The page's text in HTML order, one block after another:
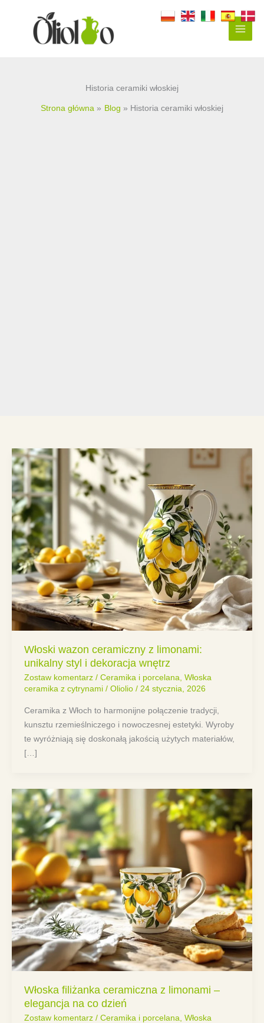
Historia ceramiki włoskiej
Strona główna Blog Historia ceramiki włoskiej
Włoski wazon ceramiczny z limonami:
unikalny styl i dekoracja wnętrz
Zostaw komentarz / Ceramika i porcelana Włoska
ceramika z cytrynami/ Oliolio / 24 stycznia, 2026
Ceramika z Włoch to harmonijne połączenie tradycji,
kunsztu rzemieślniczego i nowoczesnej estetyki. Wyroby
te wyróżniają się doskonałą jakością użytych materiałów,
[…]
Włoska filiżanka ceramiczna z limonami –
elegancja na co dzień
Zostaw komentarz / Ceramika i porcelana, Włoska